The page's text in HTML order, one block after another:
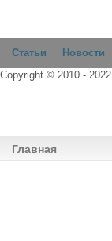
Статьи Новости
Copyright © 2010 - 2022
Главная